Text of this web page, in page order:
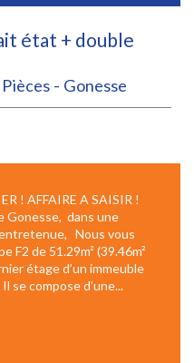
état + double
- Gonesse
! AFFAIRE A SAISIR !
Gonesse, dans une
Nous vous
F2 de 51.29m² (39.46m²
étage d’un immeuble
se compose d’une...